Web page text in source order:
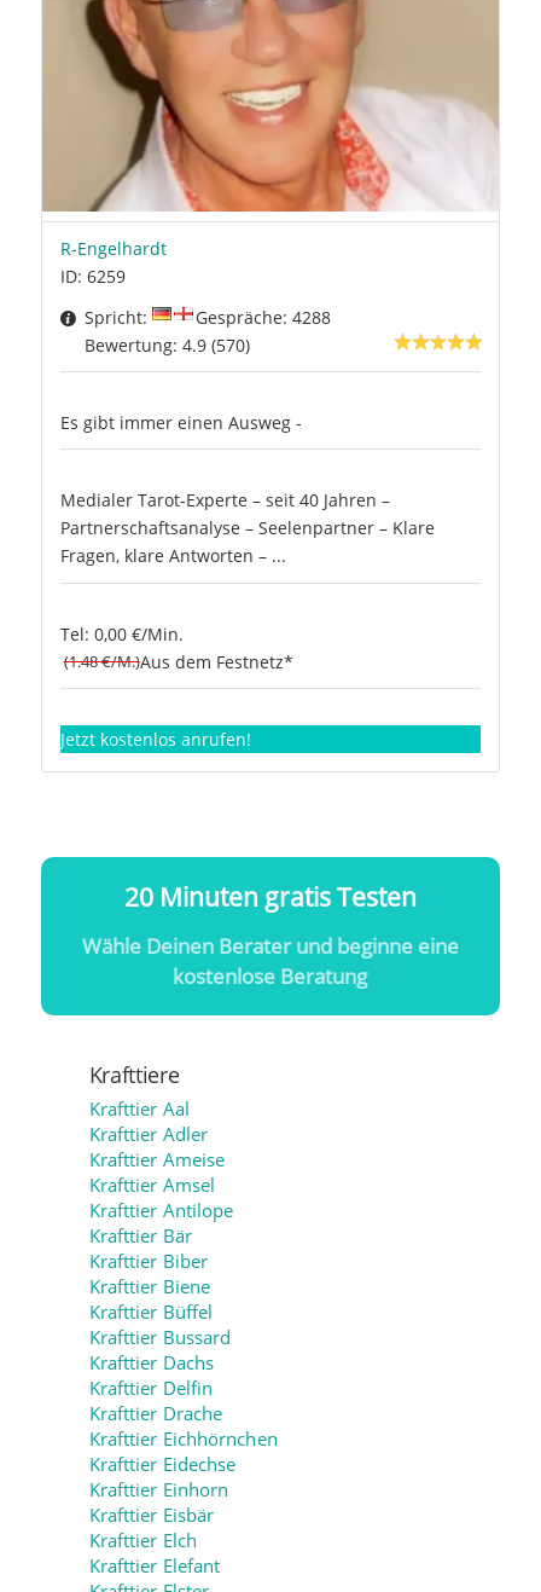
R-Engelhardt
ID: 6259
Spricht:
Gespräche: 4288
Bewertung: 4.9 (570)
Es gibt immer einen Ausweg -
Medialer Tarot-Experte – seit 40 Jahren –
Partnerschaftsanalyse – Seelenpartner – Klare
Fragen, klare Antworten – ...
Tel: 0,00 €/Min.
(1.48 €/M.)Aus dem Festnetz*
Jetzt kostenlos anrufen!
20 Minuten gratis Testen
Wähle Deinen Berater und beginne eine
kostenlose Beratung
Krafttiere
Krafttier Aal
Krafttier Adler
Krafttier Ameise
Krafttier Amsel
Krafttier Antilope
Krafttier Bär
Krafttier Biber
Krafttier Biene
Krafttier Büffel
Krafttier Bussard
Krafttier Dachs
Krafttier Delfin
Krafttier Drache
Krafttier Eichhörnchen
Krafttier Eidechse
Krafttier Einhorn
Krafttier Eisbär
Krafttier Elch
Krafttier Elefant